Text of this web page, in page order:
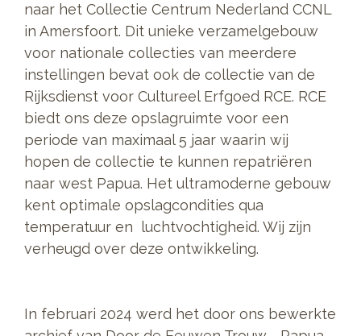
naar het Collectie Centrum Nederland CCNL
in Amersfoort. Dit unieke verzamelgebouw
voor nationale collecties van meerdere
instellingen bevat ook de collectie van de
Rijksdienst voor Cultureel Erfgoed RCE. RCE
biedt ons deze opslagruimte voor een
periode van maximaal 5 jaar waarin wij
hopen de collectie te kunnen repatriëren
naar west Papua. Het ultramoderne gebouw
kent optimale opslagcondities qua
temperatuur en luchtvochtigheid. Wij zijn
verheugd over deze ontwikkeling.
In februari 2024 werd het door ons bewerkte